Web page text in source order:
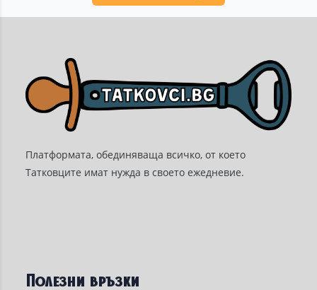
Платформата, обединяваща всичко, от което
Татковците имат нужда в своето ежедневие.
Полезни връзки